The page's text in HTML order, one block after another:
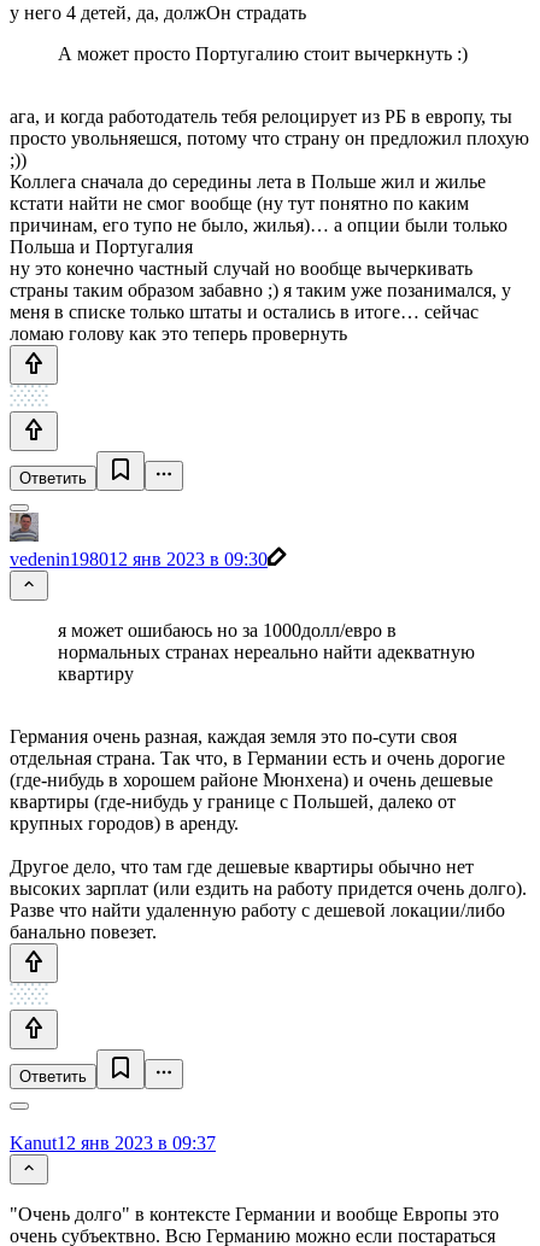
у него 4 детей, да, должОн страдать
А может просто Португалию стоит вычеркнуть :)
ага, и когда работодатель тебя релоцирует из РБ в европу, ты
просто увольняешся, потому что страну он предложил плохую
;))
Коллега сначала до середины лета в Польше жил и жилье
кстати найти не смог вообще (ну тут понятно по каким
причинам, его тупо не было, жилья)… а опции были только
Польша и Португалия
ну это конечно частный случай но вообще вычеркивать
страны таким образом забавно ;) я таким уже позанимался, у
меня в списке только штаты и остались в итоге… сейчас
ломаю голову как это теперь провернуть
Ответить
vedenin198012 янв 2023 в 09:30
я может ошибаюсь но за 1000долл/евро в
нормальных странах нереально найти адекватную
квартиру
Германия очень разная, каждая земля это по-сути своя
отдельная страна. Так что, в Германии есть и очень дорогие
(где-нибудь в хорошем районе Мюнхена) и очень дешевые
квартиры (где-нибудь у границе с Польшей, далеко от
крупных городов) в аренду.
Другое дело, что там где дешевые квартиры обычно нет
высоких зарплат (или ездить на работу придется очень долго).
Разве что найти удаленную работу с дешевой локации/либо
банально повезет.
Ответить
Kanut12 янв 2023 в 09:37
"Очень долго" в контексте Германии и вообще Европы это
очень субъектвно. Всю Германию можно если постараться